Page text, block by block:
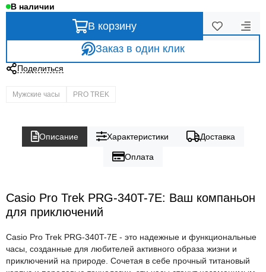
В наличии
В корзину
Заказ в один клик
Поделиться
Мужские часы PRO TREK
Описание Характеристики Доставка
Оплата
Casio Pro Trek PRG-340T-7E: Ваш компаньон
для приключений
Casio Pro Trek PRG-340T-7E - это надежные и функциональные
часы, созданные для любителей активного образа жизни и
приключений на природе. Сочетая в себе прочный титановый